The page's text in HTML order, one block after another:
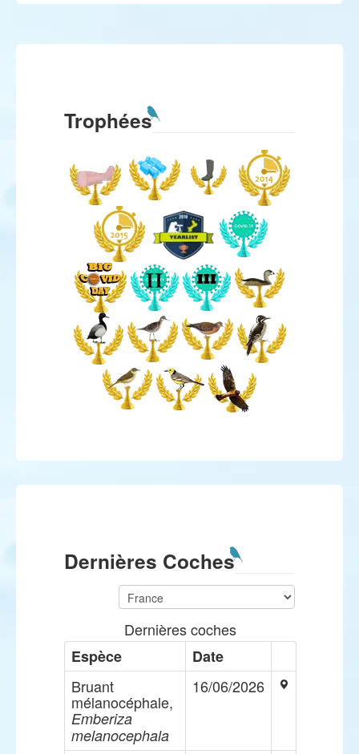
Trophées
Dernières Coches
Dernières coches
Espèce
Date
Bruant
mélanocéphale,
Emberiza
melanocephala
16/06/2026